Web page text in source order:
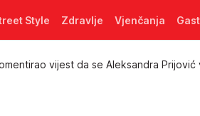
Style Zdravlje Vjenčanja
vijest da se Aleksandra